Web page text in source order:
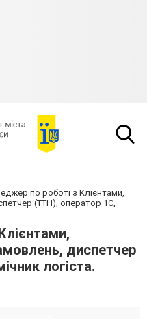
по роботі з Клієнтами,
(ТТН), оператор 1С,
диспетчер
логіста.